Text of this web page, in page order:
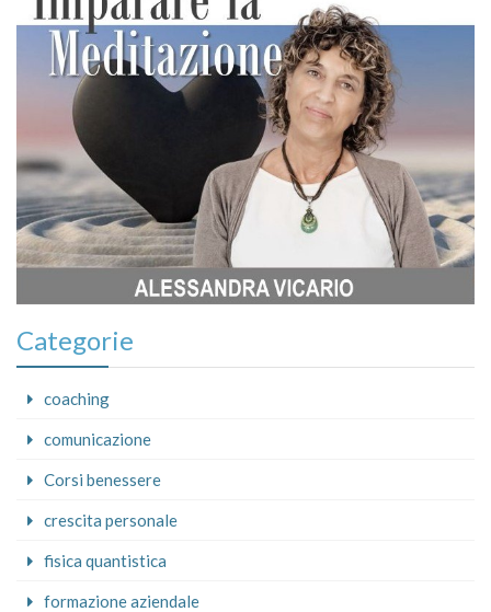
Categorie
coaching
comunicazione
Corsi benessere
crescita personale
fisica quantistica
formazione aziendale